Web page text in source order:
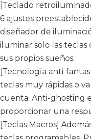
[Teclado
6 ajustes
diseñador de
iluminar solo las
sus propios sueños.
[Tecnología anti-
teclas muy rápidas o
cuenta. Anti-ghosting
proporcionar una
[Teclas Macros]